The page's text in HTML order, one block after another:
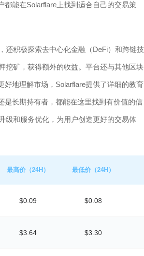
能在Solarflare上找到适合自己的交易策
还积极探索去中心化金融（DeFi）和跨链技
挖矿，获得额外的收益。平台还与其他区块
地理解市场，Solarflare提供了详细的教育
是长期持有者，都能在这里找到有价值的信
级和服务优化，为用户创造更好的交易体
最高价（24H） 最低价（24H）
$0.09 $0.08
$3.64 $3.30